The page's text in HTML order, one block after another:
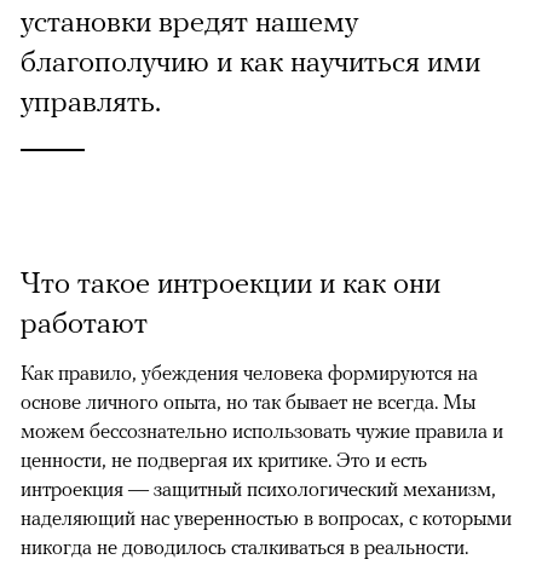
установки вредят нашему
благополучию и как научиться ими
управлять.
Что такое интроекции и как они
работают
Как правило, убеждения человека формируются на
основе личного опыта, но так бывает не всегда. Мы
можем бессознательно использовать чужие правила и
ценности, не подвергая их критике. Это и есть
интроекция — защитный психологический механизм,
наделяющий нас уверенностью в вопросах, с которыми
никогда не доводилось сталкиваться в реальности.